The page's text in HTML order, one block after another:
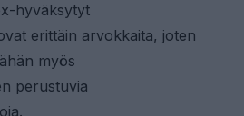
hyväksytyt
erittäin arvokkaita, joten
myös
perustuvia